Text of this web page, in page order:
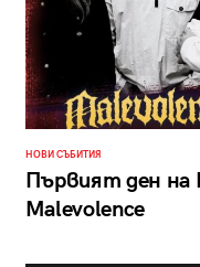
НОВИ СЪБИТИЯ
Първият ден на
Malevolence